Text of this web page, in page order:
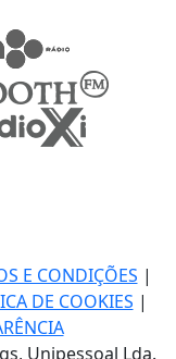
E CONDIÇÕES |
DE COOKIES |
Unipessoal Lda.